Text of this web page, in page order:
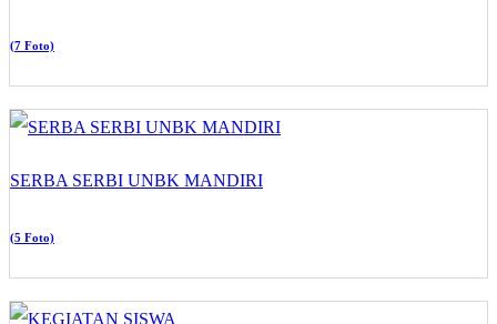
(7 Foto)
SERBA SERBI UNBK MANDIRI
(5 Foto)